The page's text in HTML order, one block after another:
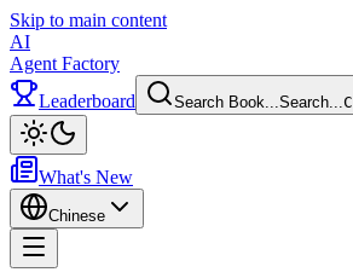
Skip to main content
AI
Agent Factory
Leaderboard
Search Book...Search...
What's New
Chinese